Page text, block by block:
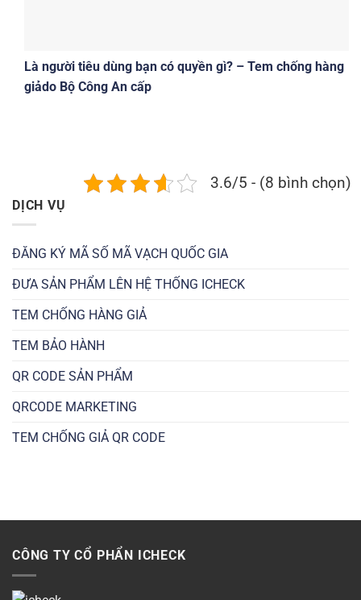
Là người tiêu dùng bạn có quyền gì? – Tem chống hàng
giảdo Bộ Công An cấp
3.6/5 - (8 bình chọn)
DỊCH VỤ
ĐĂNG KÝ MÃ SỐ MÃ VẠCH QUỐC GIA
ĐƯA SẢN PHẨM LÊN HỆ THỐNG ICHECK
TEM CHỐNG HÀNG GIẢ
TEM BẢO HÀNH
QR CODE SẢN PHẨM
QRCODE MARKETING
TEM CHỐNG GIẢ QR CODE
CÔNG TY CỔ PHẨN ICHECK